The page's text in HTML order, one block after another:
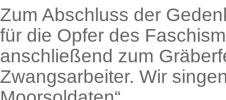
Zum Abschluss der
für die Opfer des
anschließend zum
Zwangsarbeiter. Wir